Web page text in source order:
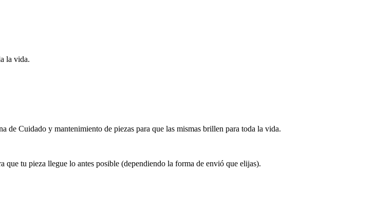
la vida.
Cuidado y mantenimiento de piezas para que las mismas brillen para toda la vida.
tu pieza llegue lo antes posible (dependiendo la forma de envió que elijas).